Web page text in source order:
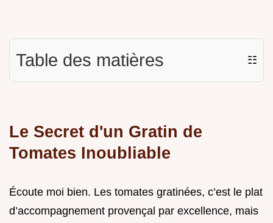
Table des matières ☷
Le Secret d'un Gratin de
Tomates Inoubliable
Écoute moi bien. Les tomates gratinées, c’est le plat
d’accompagnement provençal par excellence, mais